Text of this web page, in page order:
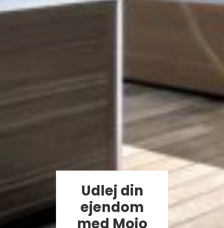
Udlej din
ejendom
med Mojo